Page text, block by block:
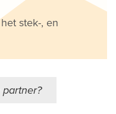
stek-, en